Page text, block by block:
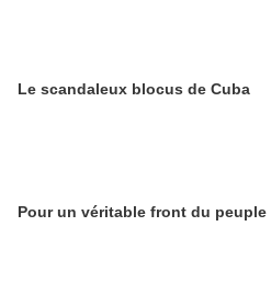
Le scandaleux blocus de Cuba
Pour un véritable front du peuple